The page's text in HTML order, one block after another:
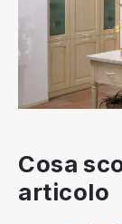
Cosa
articolo